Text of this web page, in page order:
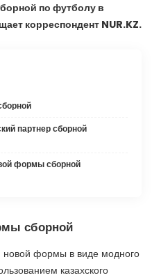
по футболу в
корреспондент NUR.KZ.
партнер сборной
формы сборной
сборной
новой формы в виде модного
казахского